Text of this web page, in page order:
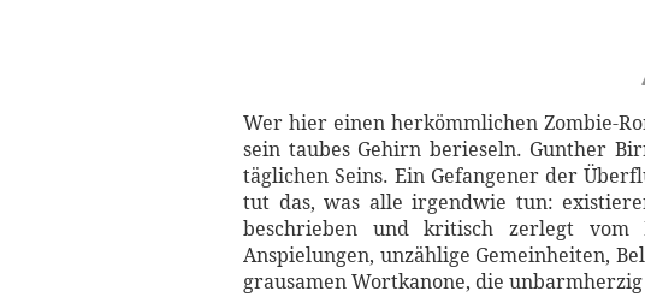
Wer hier einen herkömmlichen Zombie-
sein taubes Gehirn berieseln. Gunther
täglichen Seins. Ein Gefangener der
tut das, was alle irgendwie tun:
beschrieben und kritisch zerlegt vom
Anspielungen, unzählige Gemeinheiten,
grausamen Wortkanone, die